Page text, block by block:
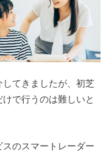
てきましたが、初芝
で行うのは難しいと
のスマートレーダー